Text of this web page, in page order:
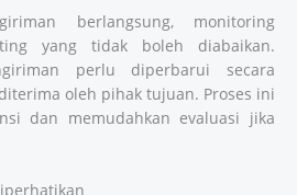
berlangsung, monitoring
yang tidak boleh diabaikan.
perlu diperbarui secara
oleh pihak tujuan. Proses ini
dan memudahkan evaluasi jika